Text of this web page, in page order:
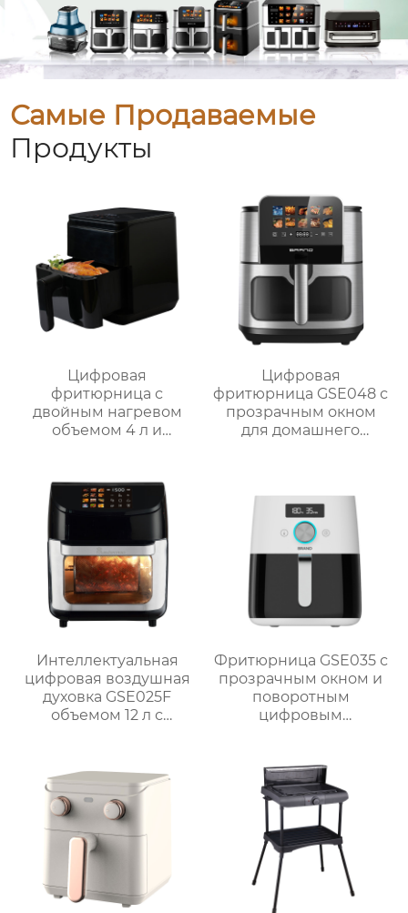
Самые Продаваемые
Продукты
Цифровая
фритюрница с
двойным нагревом
объемом 4 л и
стали | GSE030
Цифровая
фритюрница GSE048 с
прозрачным окном
для домашнего
Интеллектуальная
цифровая воздушная
духовка GSE025F
объемом 12 л с
гриле
Фритюрница GSE035 с
прозрачным окном и
поворотным
цифровым